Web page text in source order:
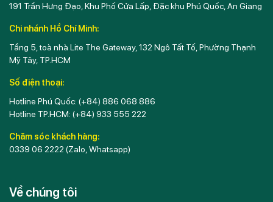
191 Trần Hưng Đạo, Khu Phố Cửa Lấp, Đặc khu Phú Quốc, An Giang
Chi nhánh Hồ Chí Minh:
Tầng 5, toà nhà Lite The Gateway, 132 Ngô Tất Tố, Phường Thạnh
Mỹ Tây, TP.HCM
Số điện thoại:
Hotline Phú Quốc: (+84) 886 068 886
Hotline TP.HCM: (+84) 933 555 222
Chăm sóc khách hàng:
0339 06 2222 (Zalo, Whatsapp)
Về chúng tôi